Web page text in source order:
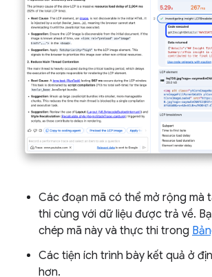
Các đoạn mã có thể mở rộng mà
thi cùng với dữ liệu được trả về.
chép mã này và thực thi trong
Các tiện ích trình bày kết quả ở
hơn.